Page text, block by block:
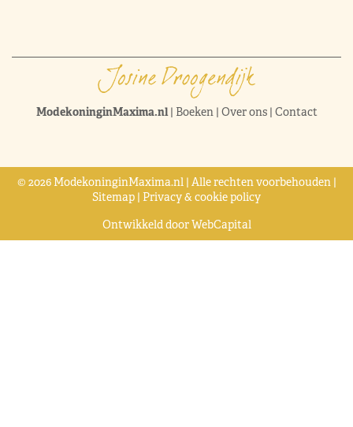
ModekoninginMaxima.nl| Boeken| Over ons| Contact
© 2026 ModekoninginMaxima.nl | Alle rechten voorbehouden |
Sitemap | Privacy & cookie policy
Ontwikkeld doorWebCapital